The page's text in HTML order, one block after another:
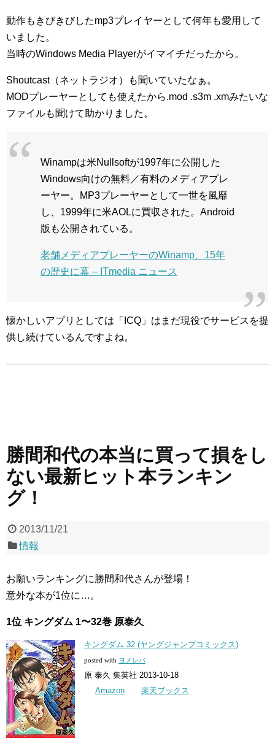
動作もきびきびしたmp3プレイヤーとして何年も愛用して
いました。
当時のWindows Media Playerがイマイチだったから。
Shoutcast（ネットラジオ）も聞いていたなぁ。
MODプレーヤーとしても使えたから.mod .s3m .xmみたいな
ファイルも聞けて助かりました。
Winampは米Nullsoftが1997年に公開した
Windows向けの無料／有料のメディアプレ
ーヤー。MP3プレーヤーとして一世を風靡
し、1999年に米AOLに買収された。Android
版も公開されている。
老舗メディアプレーヤーのWinamp、15年
の歴史に幕 – ITmedia ニュース
懐かしいアプリとしては「ICQ」はまだ現役でサービスを提
供し続けているんですよね。
勝間和代の本当に買って損をし
ない最新ヒット本ランキン
グ！
2013/11/21
情報
お願いランキングに勝間和代さんが登場！
意外な本が1位に…。
1位 キングダム 1〜32巻 原泰久
キングダム 32 (ヤングジャンプコミックス)
posted with ヨメレバ
原 泰久 集英社 2013-10-18
Amazon
楽天ブックス